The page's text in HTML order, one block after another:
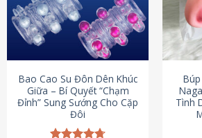
Bao Cao Su Đôn Dên Khúc
Giữa – Bí Quyết “Chạm
Đỉnh” Sung Sướng Cho Cặp
Đôi
Tình